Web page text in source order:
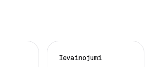
Ievainojumi